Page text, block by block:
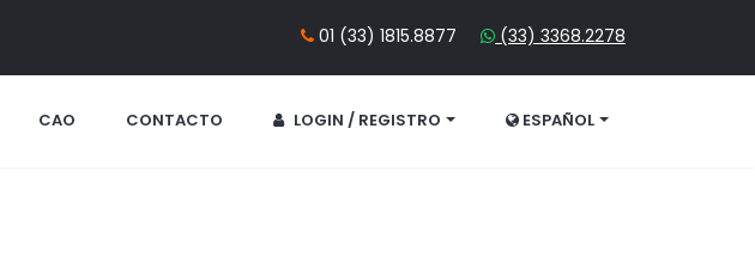
01 (33) 1815.8877 (33) 3368.2278
CAO CONTACTO LOGIN / REGISTRO ESPAÑOL